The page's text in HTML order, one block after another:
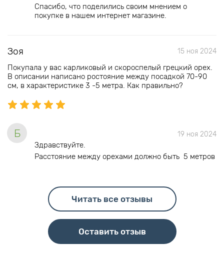
Спасибо, что поделились своим мнением о
покупке в нашем интернет магазине.
Зоя 15 ноя 2024
Покупала у вас карликовый и скороспелый грецкий орех.
В описании написано ростояние между посадкой 70-90
см, в характеристике 3 -5 метра. Как правильно?
Б 19 ноя 2024
Здравствуйте.
Расстояние между орехами должно быть 5 метров
Читать все отзывы
Оставить отзыв